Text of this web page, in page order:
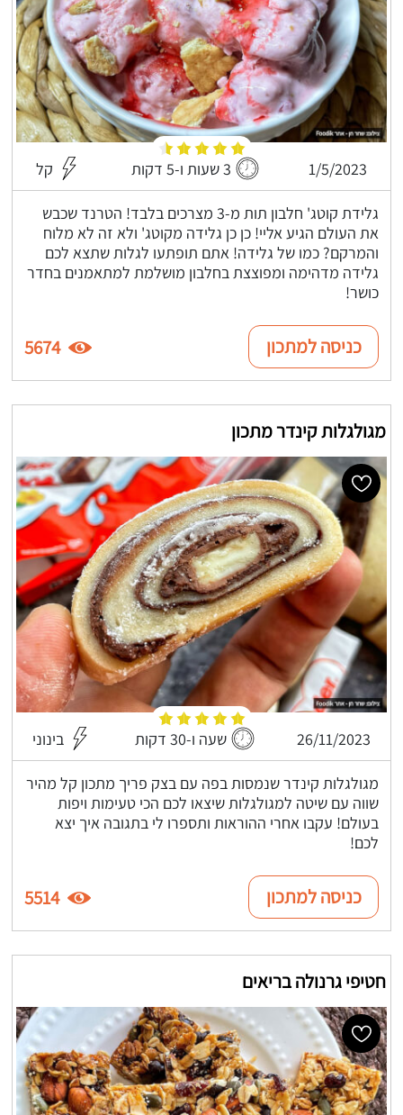
1/5/2023 3 שעות ו-5 דקות קל
גלידת קוטג' חלבון תות מ-3 מצרכים בלבד! הטרנד שכבש
את העולם הגיע אליי! כן כן גלידה מקוטג' ולא זה לא מלוח
והמרקם? כמו של גלידה! אתם תופתעו לגלות שתצא לכם
גלידה מדהימה ומפוצצת בחלבון מושלמת למתאמנים בחדר
כושר!
כניסה למתכון 5674
מגולגלות קינדר מתכון
26/11/2023 שעה ו-30 דקות בינוני
מגולגלות קינדר שנמסות בפה עם בצק פריך מתכון קל מהיר
שווה עם שיטה למגולגלות שיצאו לכם הכי טעימות ויפות
בעולם! עקבו אחרי ההוראות ותספרו לי בתגובה איך יצא
לכם!
כניסה למתכון 5514
חטיפי גרנולה בריאים